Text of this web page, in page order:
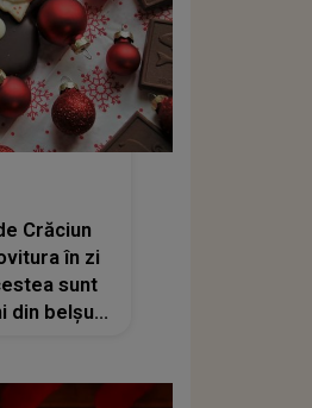
Crăciun
în zi
sunt
din belșug,
pe toate